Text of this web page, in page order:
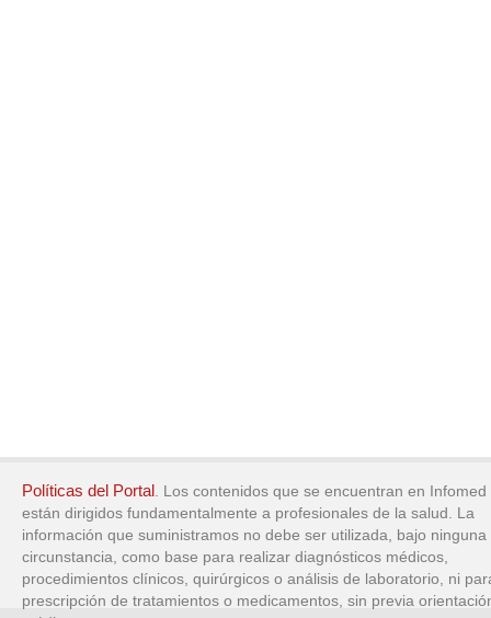
Políticas del Portal . Los contenidos que se encuentran en Infomed
están dirigidos fundamentalmente a profesionales de la salud. La
información que suministramos no debe ser utilizada, bajo ninguna
circunstancia, como base para realizar diagnósticos médicos,
procedimientos clínicos, quirúrgicos o análisis de laboratorio, ni
prescripción de tratamientos o medicamentos, sin previa